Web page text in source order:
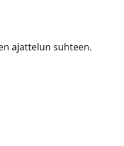
ajattelun suhteen.